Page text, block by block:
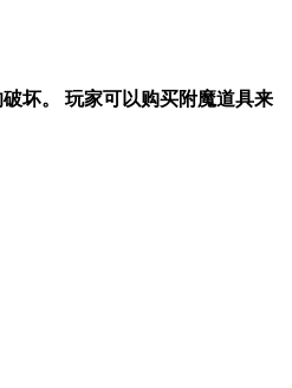
坏。 玩家可以购买附魔道具来